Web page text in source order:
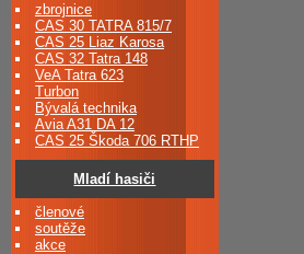
zbrojnice
CAS 30 TATRA 815/7
CAS 25 Liaz Karosa
CAS 32 Tatra 148
VeA Tatra 623
Turbon
Bývalá technika
Avia A31 DA 12
CAS 25 Škoda 706 RTHP
Mladí hasiči
členové
soutěže
akce